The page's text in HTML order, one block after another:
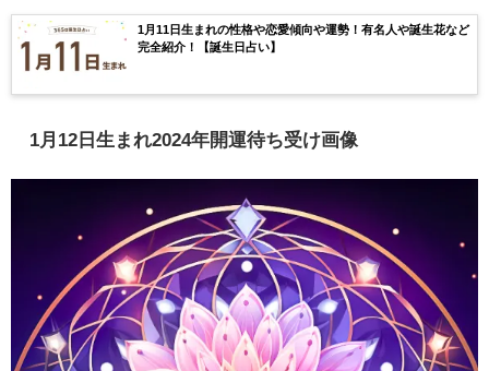
1月11日生まれの性格や恋愛傾向や運勢！有名人や誕生花など
完全紹介！【誕生日占い】
1月12日生まれ2024年開運待ち受け画像